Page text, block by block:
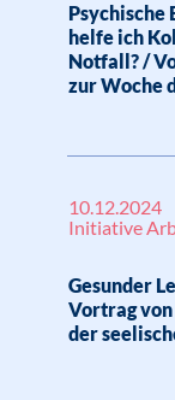
helfe ich
Notfall? /
zur Woche
10.12.2024
Initiative
Gesunder
Vortrag
der